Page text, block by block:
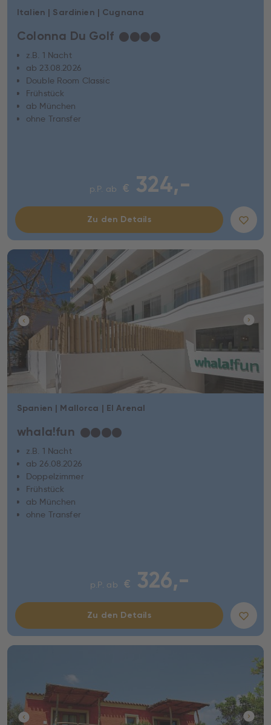
Italien | Sardinien | Cugnana
Colonna Du Golf ★★★★
z.B. 1 Nacht
ab 23.08.2026
Double Room Classic
Frühstück
ab München
ohne Transfer
p.P. ab € 324,-
Zu den Details
Spanien | Mallorca | El Arenal
whala!fun ★★★★
z.B. 1 Nacht
ab 26.08.2026
Doppelzimmer
Frühstück
ab München
ohne Transfer
p.P. ab € 326,-
Zu den Details